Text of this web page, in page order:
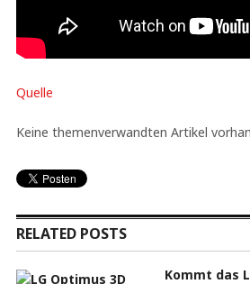
Quelle
Keine themenverwandten Artikel
RELATED POSTS
Kommt das